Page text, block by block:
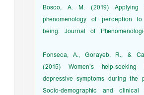
Bosco, A. M. (2019) Applying
phenomenology of perception
being. Journal of
Fonseca, A., Gorayeb, R., &
(2015) Women’s help-
depressive symptoms during the
Socio-demographic and